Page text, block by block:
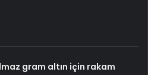
gram altın için rakam